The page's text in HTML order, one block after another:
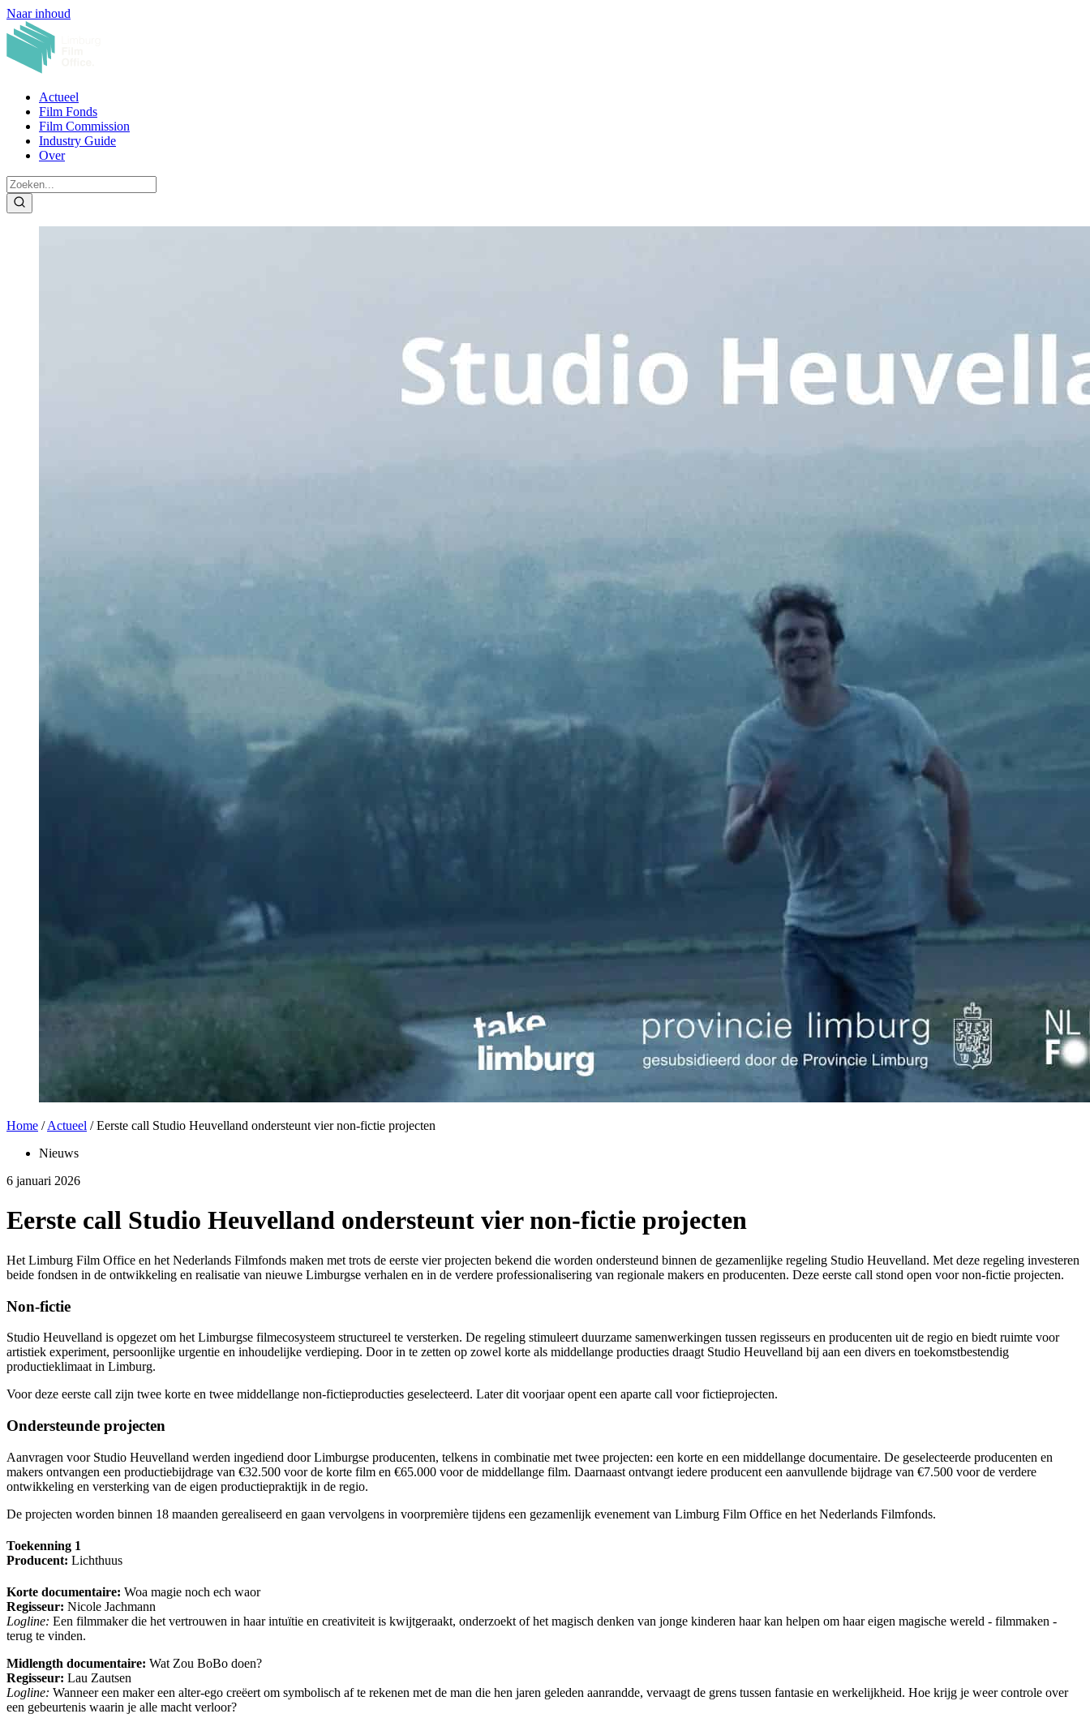
Naar inhoud
Actueel
Film Fonds
Film Commission
Industry Guide
Over
Home / Actueel / Eerste call Studio Heuvelland ondersteunt vier non-fictie projecten
Nieuws
6 januari 2026
Eerste call Studio Heuvelland ondersteunt vier non-fictie projecten
Het Limburg Film Office en het Nederlands Filmfonds maken met trots de eerste vier projecten bekend die worden ondersteund binnen de gezamenlijke regeling Studio Heuvelland. Met deze regeling investeren
beide fondsen in de ontwikkeling en realisatie van nieuwe Limburgse verhalen en in de verdere professionalisering van regionale makers en producenten. Deze eerste call stond open voor non-fictie projecten.
Non-fictie
Studio Heuvelland is opgezet om het Limburgse filmecosysteem structureel te versterken. De regeling stimuleert duurzame samenwerkingen tussen regisseurs en producenten uit de regio en biedt ruimte voor
artistiek experiment, persoonlijke urgentie en inhoudelijke verdieping. Door in te zetten op zowel korte als middellange producties draagt Studio Heuvelland bij aan een divers en toekomstbestendig
productieklimaat in Limburg.
Voor deze eerste call zijn twee korte en twee middellange non-fictieproducties geselecteerd. Later dit voorjaar opent een aparte call voor fictieprojecten.
Ondersteunde projecten
Aanvragen voor Studio Heuvelland werden ingediend door Limburgse producenten, telkens in combinatie met twee projecten: een korte en een middellange documentaire. De geselecteerde producenten en
makers ontvangen een productiebijdrage van €32.500 voor de korte film en €65.000 voor de middellange film. Daarnaast ontvangt iedere producent een aanvullende bijdrage van €7.500 voor de verdere
ontwikkeling en versterking van de eigen productiepraktijk in de regio.
De projecten worden binnen 18 maanden gerealiseerd en gaan vervolgens in voorpremière tijdens een gezamenlijk evenement van Limburg Film Office en het Nederlands Filmfonds.
Toekenning 1
Producent: Lichthuus
Korte documentaire: Woa magie noch ech waor
Regisseur: Nicole Jachmann
Logline: Een filmmaker die het vertrouwen in haar intuïtie en creativiteit is kwijtgeraakt, onderzoekt of het magisch denken van jonge kinderen haar kan helpen om haar eigen magische wereld - filmmaken -
terug te vinden.
Midlength documentaire: Wat Zou BoBo doen?
Regisseur: Lau Zautsen
Logline: Wanneer een maker een alter-ego creëert om symbolisch af te rekenen met de man die hen jaren geleden aanrandde, vervaagt de grens tussen fantasie en werkelijkheid. Hoe krijg je weer controle over
een gebeurtenis waarin je alle macht verloor?